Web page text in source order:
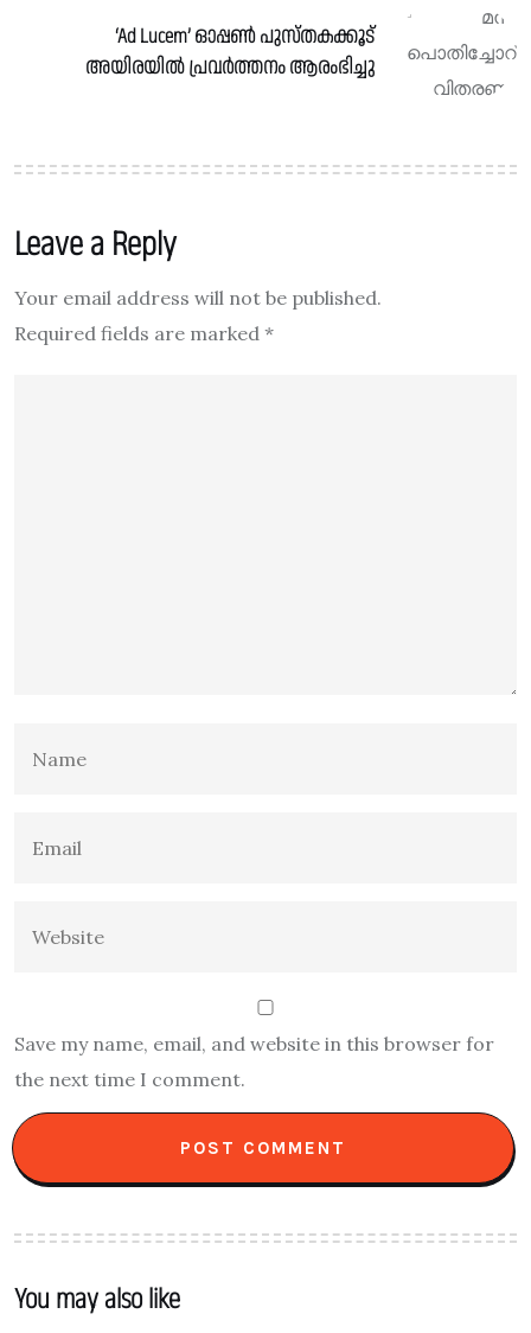
‘Ad Lucem’ ഓപ്പൺ പുസ്തകക്കൂട്
അയിരയിൽ പ്രവർത്തനം ആരംഭിച്ചു
Leave a Reply
Your email address will not be published.
Required fields are marked *
Save my name, email, and website in this browser for
the next time I comment.
You may also like